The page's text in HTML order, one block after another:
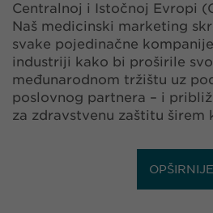
Centralnoj i Istočnoj Evropi
Naš medicinski marketing
svake pojedinačne
industriji kako bi proširile
međunarodnom tržištu uz
poslovnog partnera – i
za zdravstvenu zaštitu širem
OPŠIRNIJE